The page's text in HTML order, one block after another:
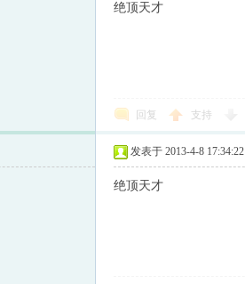
绝顶天才
回复 支持
发表于 2013-4-8 17:34:22
绝顶天才